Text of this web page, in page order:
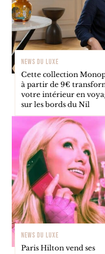
NEWS DU LUXE
Cette collection
à partir de 9€
votre intérieur en
sur les bords du Nil
NEWS DU LUXE
Paris Hilton vend ses